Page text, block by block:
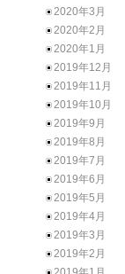
2020年3月
2020年2月
2020年1月
2019年12月
2019年11月
2019年10月
2019年9月
2019年8月
2019年7月
2019年6月
2019年5月
2019年4月
2019年3月
2019年2月